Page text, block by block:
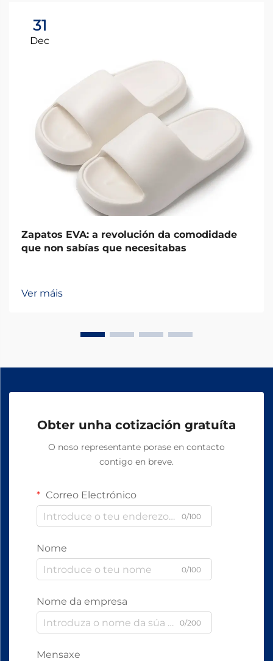
31
Dec
Zapatos EVA: a revolución da comodidade
que non sabías que necesitabas
Ver máis
Obter unha cotización gratuíta
O noso representante porase en contacto
contigo en breve.
Correo Electrónico
0/100
Nome
0/100
Nome da empresa
0/200
Mensaxe